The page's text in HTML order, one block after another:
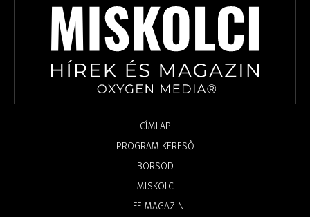
CÍMLAP
PROGRAM KERESŐ
BORSOD
MISKOLC
LIFE MAGAZIN